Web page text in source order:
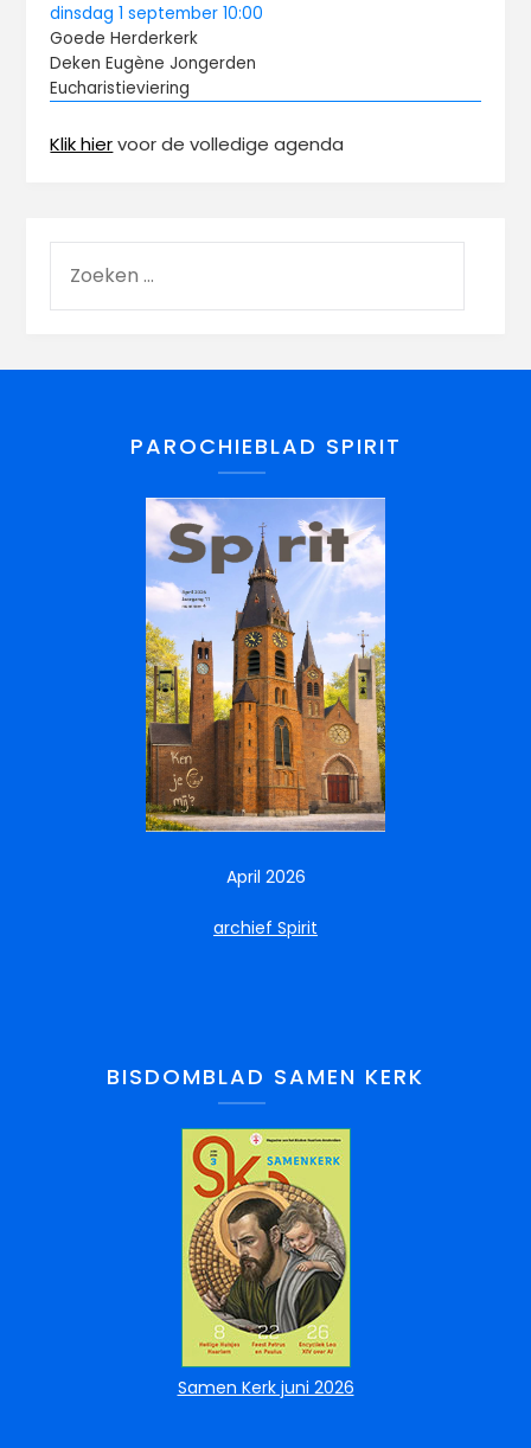
dinsdag 1 september10:00
Goede Herderkerk
Deken Eugène Jongerden
Eucharistieviering
Klik hiervoor de volledige agenda
PAROCHIEBLAD SPIRIT
April 2026
archief Spirit
BISDOMBLAD SAMEN KERK
Samen Kerk juni 2026